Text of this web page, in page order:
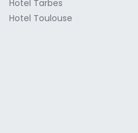
Hotel Tarbes
Hotel Toulouse